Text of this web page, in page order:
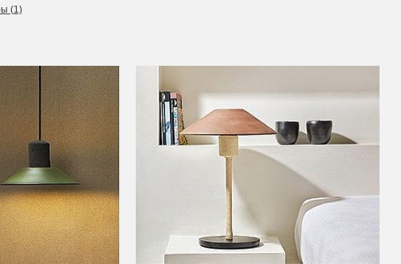
с миром талантливых
Себастьяна Херкнера
познакомить их с ранее
(1)